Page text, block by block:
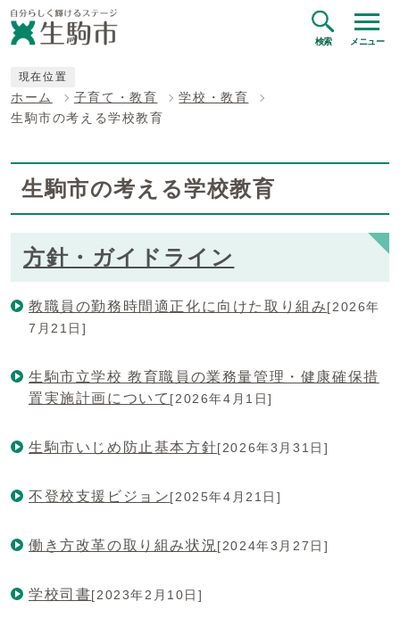
検索 メニュー
現在位置
ホーム 子育て・教育
学校・教育
生駒市の考える学校教育
生駒市の考える学校教育
方針・ガイドライン
教職員の勤務時間適正化に向けた取り組み[2026年
7月21日]
生駒市立学校 教育職員の業務量管理・健康確保措
置実施計画について [2026年4月1日]
生駒市いじめ防止基本方針[2026年3月31日]
不登校支援ビジョン[2025年4月21日]
働き方改革の取り組み状況 [2024年3月27日]
学校司書[2023年2月10日]